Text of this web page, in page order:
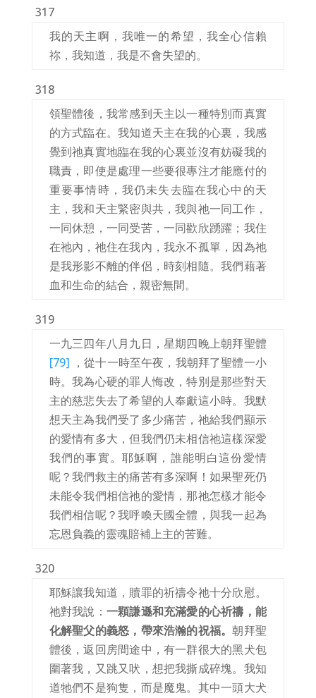
317
我的天主啊，我唯一的希望，我全心信賴
祢，我知道，我是不會失望的。
318
領聖體後，我常感到天主以一種特別而真實
的方式臨在。我知道天主在我的心裏，我感
覺到祂真實地臨在我的心裏並沒有妨礙我的
職責，即使是處理一些要很專注才能應付的
重要事情時，我仍未失去臨在我心中的天
主，我和天主緊密與共，我與祂一同工作，
一同休憩，一同受苦，一同歡欣踴躍；我住
在祂內，祂住在我內，我永不孤單，因為祂
是我形影不離的伴侶，時刻相隨。我們藉著
血和生命的結合，親密無間。
319
一九三四年八月九日，星期四晚上朝拜聖體
[79] ，從十一時至午夜，我朝拜了聖體一小
時。我為心硬的罪人悔改，特別是那些對天
主的慈悲失去了希望的人奉獻這小時。我默
想天主為我們受了多少痛苦，祂給我們顯示
的愛情有多大，但我們仍未相信祂這樣深愛
我們的事實。耶穌啊，誰能明白這份愛情
呢？我們救主的痛苦有多深啊！如果聖死仍
未能令我們相信祂的愛情，那祂怎樣才能令
我們相信呢？我呼喚天國全體，與我一起為
忘恩負義的靈魂賠補上主的苦難。
320
耶穌讓我知道，贖罪的祈禱令祂十分欣慰。
祂對我說： 一顆謙遜和充滿愛的心祈禱，能
化解聖父的義怒，帶來浩瀚的祝福。朝拜聖
體後，返回房間途中，有一群很大的黑犬包
圍著我，又跳又吠，想把我撕成碎塊。我知
道牠們不是狗隻，而是魔鬼。其中一頭大犬